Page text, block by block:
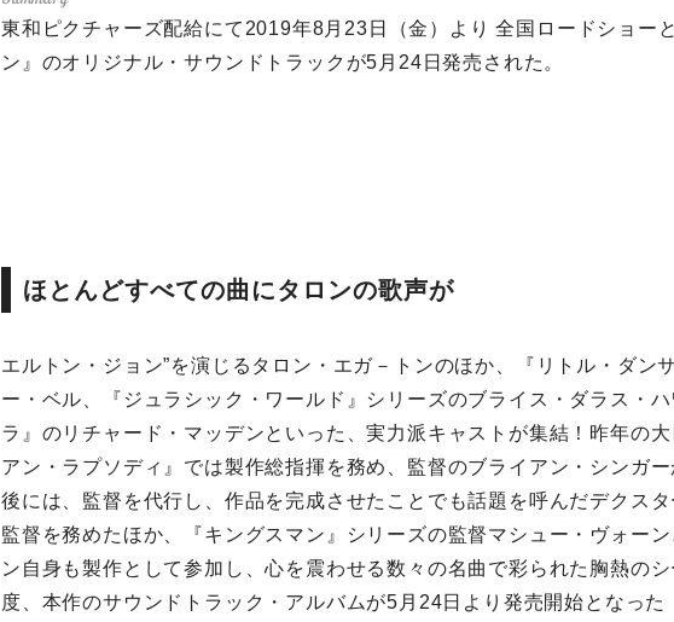
東和ピクチャーズ配給にて2019年8月23日（金）より 全国ロードショー
ン』のオリジナル・サウンドトラックが5月24日発売された。
ほとんどすべての曲にタロンの歌声が
エルトン・ジョン”を演じるタロン・エガ－トンのほか、『リトル・ダン
ー・ベル、『ジュラシック・ワールド』シリーズのブライス・ダラス・
ラ』のリチャード・マッデンといった、実力派キャストが集結！昨年の大
アン・ラプソディ』では製作総指揮を務め、監督のブライアン・シンガ
後には、監督を代行し、作品を完成させたことでも話題を呼んだデクス
監督を務めたほか、『キングスマン』シリーズの監督マシュー・ヴォー
ン自身も製作として参加し、心を震わせる数々の名曲で彩られた胸熱の
度、本作のサウンドトラック・アルバムが5月24日より発売開始となっ